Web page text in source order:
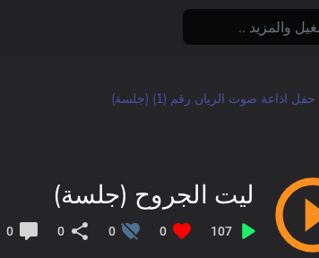
حفل اذاعة صوت الريان رقم (1) (جلسة)
ليت الجروح (جلسة)
107
0
0
0
0